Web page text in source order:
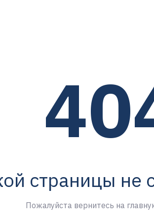
страницы не
Пожалуйста вернитесь на